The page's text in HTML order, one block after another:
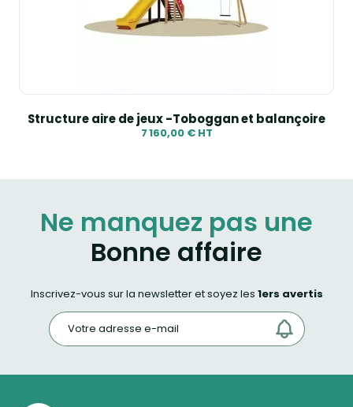
Structure aire de jeux -Toboggan et balançoire
7 160,00 € HT
Ne manquez pas une
Bonne affaire
Inscrivez-vous sur la newsletter et soyez les 1ers avertis